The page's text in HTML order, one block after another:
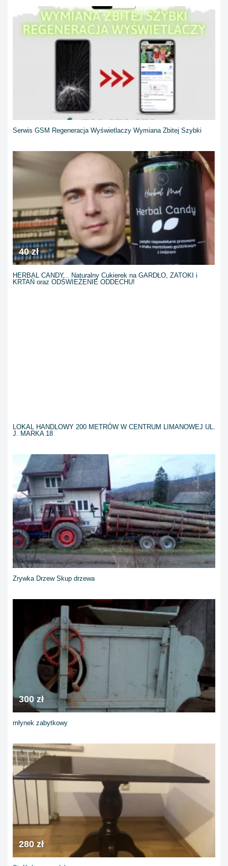
Serwis GSM Regeneracja Wyświetlaczy Wymiana Zbitej Szybki
40 zł
HERBAL CANDY... Naturalny Cukierek na GARDŁO, ZATOKI i
KRTAŃ oraz ODŚWIEŻENIE ODDECHU!
LOKAL HANDLOWY 200 METRÓW W CENTRUM LIMANOWEJ UL.
J. MARKA 18
Zrywka Drzew Skup drzewa
300 zł
młynek zabytkowy
280 zł